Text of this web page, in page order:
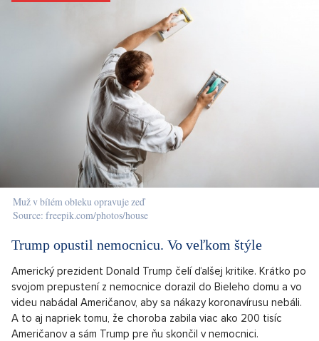
Muž v bílém obleku opravuje zeď
Source: freepik.com/photos/house
Trump opustil nemocnicu. Vo veľkom štýle
Americký prezident Donald Trump čelí ďalšej kritike. Krátko po
svojom prepustení z nemocnice dorazil do Bieleho domu a vo
videu nabádal Američanov, aby sa nákazy koronavírusu nebáli.
A to aj napriek tomu, že choroba zabila viac ako 200 tisíc
Američanov a sám Trump pre ňu skončil v nemocnici.